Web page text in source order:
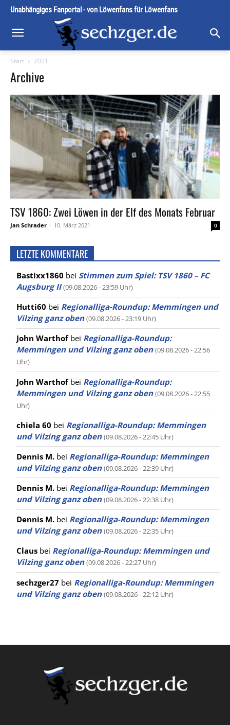
Unabhängiges Fanportal - von Löwenfans für Löwenfans
Start 2021
Archive
TSV 1860: Zwei Löwen in der Elf des Monats Februar
Jan Schrader - 10. März 2021 0
LETZTE KOMMENTARE
Bastixx1860 bei Stimmen zum Spiel: TSV 1860 – FC
Augsburg II (09.08.2026 - 23:59 Uhr)
Hutti60 bei Regionalliga-Roundup: Memmingen und
Vilzing ganz oben (09.08.2026 - 23:19 Uhr)
John Warthofbei Regionalliga-Roundup:
Memmingen und Vilzing ganz oben (09.08.2026 - 22:56
Uhr)
John Warthofbei Regionalliga-Roundup:
Memmingen und Vilzing ganz oben (09.08.2026 - 22:55
Uhr)
chiela 60 bei Regionalliga-Roundup: Memmingen
und Vilzing ganz oben (09.08.2026 - 22:45 Uhr)
Dennis M. bei Regionalliga-Roundup: Memmingen
und Vilzing ganz oben (09.08.2026 - 22:39 Uhr)
Dennis M. bei Regionalliga-Roundup: Memmingen
und Vilzing ganz oben (09.08.2026 - 22:38 Uhr)
Dennis M. bei Regionalliga-Roundup: Memmingen
und Vilzing ganz oben (09.08.2026 - 22:35 Uhr)
Claus bei Regionalliga-Roundup: Memmingen und
Vilzing ganz oben (09.08.2026 - 22:27 Uhr)
sechzger27 bei Regionalliga-Roundup: Memmingen
und Vilzing ganz oben (09.08.2026 - 22:12 Uhr)